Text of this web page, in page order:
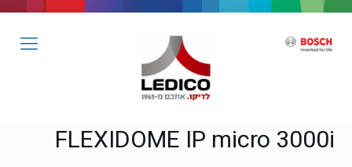
FLEXIDOME IP micro 3000i